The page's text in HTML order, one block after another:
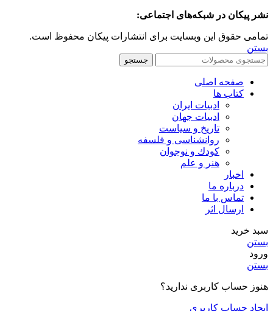
نشر پیکان در شبکه‌های اجتماعی:
تمامی حقوق این وبسایت برای انتشارات پیکان محفوظ است.
بستن
جستجو
صفحه اصلی
کتاب ها
ادبیات ایران
ادبیات جهان
تاریخ و سیاست
روانشناسی و فلسفه
کودك و نوجوان
هنر و علم
اخبار
درباره ما
تماس با ما
ارسال اثر
سبد خرید
بستن
ورود
بستن
هنوز حساب کاربری ندارید؟
ایجاد حساب کاربری